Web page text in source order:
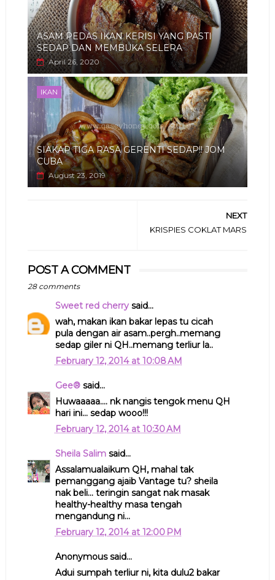
ASAM PEDAS IKAN KERISI YANG PASTI
SEDAP DAN MEMBUKA SELERA
April 26, 2020
IKAN
SIAKAP TIGA RASA GERENTI SEDAP!! JOM
CUBA
August 23, 2019
NEXT
KRISPIES COKLAT MARS
POST A COMMENT
28 comments
Sweet red cherrysaid...
wah, makan ikan bakar lepas tu cicah
pula dengan air asam..pergh..memang
sedap giler ni QH..memang terliur la..
February 12, 2014 at 10:08 AM
Gee®said...
Huwaaaaa.... nk nangis tengok menu QH
hari ini... sedap wooo!!!
February 12, 2014 at 10:30 AM
Sheila Salimsaid...
Assalamualaikum QH, mahal tak
pemanggang ajaib Vantage tu? sheila
nak beli... teringin sangat nak masak
healthy-healthy masa tengah
mengandung ni...
February 12, 2014 at 12:00 PM
Anonymous said...
Adui sumpah terliur ni, kita dulu2 bakar